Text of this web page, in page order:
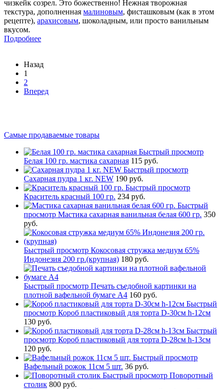
чизкейк созрел. Это божественно! Нежная творожная
текстура, дополненная малиновым, фисташковым (как в этом
рецепте), арахисовым, шоколадным, или просто ванильным
вкусом.
Подробнее
Назад
1
2
Вперед
Самые продаваемые товары
Быстрый просмотр
Белая 100 гр. мастика сахарная 115 руб.
Быстрый просмотр
Сахарная пудра 1 кг. NEW 190 руб.
Быстрый просмотр
Краситель красный 100 гр. 234 руб.
Быстрый
просмотр Мастика сахарная ванильная белая 600 гр. 350
руб.
Быстрый просмотр Кокосовая стружка медиум 65%
Индонезия 200 гр.(крупная) 180 руб.
Быстрый просмотр Печать съедобной картинки на
плотной вафельной бумаге А4 160 руб.
Быстрый
просмотр Короб пластиковый для торта D-30см h-12см
130 руб.
Быстрый
просмотр Короб пластиковый для торта D-28см h-13см
120 руб.
Быстрый просмотр
Вафельный рожок 11см 5 шт. 36 руб.
Быстрый просмотр Поворотный
столик 800 руб.